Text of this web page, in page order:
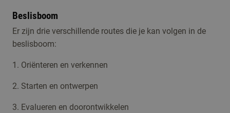
Beslisboom
Er zijn drie verschillende routes die je kan volgen in de
beslisboom:
1. Oriënteren en verkennen
2. Starten en ontwerpen
3. Evalueren en doorontwikkelen